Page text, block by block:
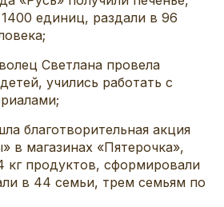
единиц, раздали в 96
Светлана провела
учились работать с
благотворительная акция
в магазинах «Пятерочка»,
кг продуктов, сформировали
в 44 семьи, трем семьям по